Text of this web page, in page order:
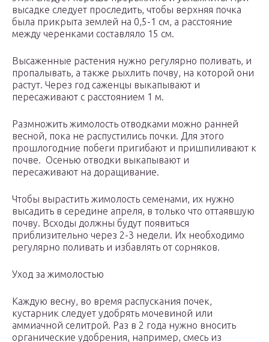
высадке следует проследить, чтобы верхняя почка
была прикрыта землей на 0,5-1 см, а расстояние
между черенками составляло 15 см.
Высаженные растения нужно регулярно поливать, и
пропалывать, а также рыхлить почву, на которой они
растут. Через год саженцы выкапывают и
пересаживают с расстоянием 1 м.
Размножить жимолость отводками можно ранней
весной, пока не распустились почки. Для этого
прошлогодние побеги пригибают и пришпиливают к
почве. Осенью отводки выкапывают и
пересаживают на доращивание.
Чтобы вырастить жимолость семенами, их нужно
высадить в середине апреля, в только что оттаявшую
почву. Всходы должны будут появиться
приблизительно через 2-3 недели. Их необходимо
регулярно поливать и избавлять от сорняков.
Уход за жимолостью
Каждую весну, во время распускания почек,
кустарник следует удобрять мочевиной или
аммиачной селитрой. Раз в 2 года нужно вносить
органические удобрения, например, смесь из